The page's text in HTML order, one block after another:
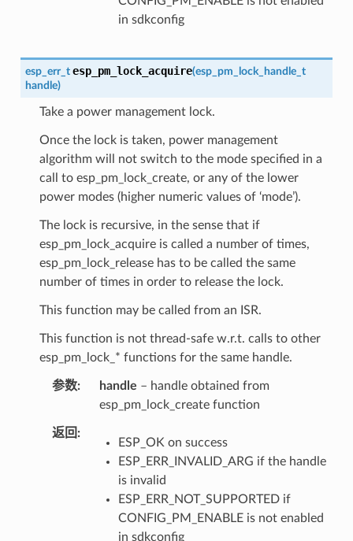
in sdkconfig
esp_err_t esp_pm_lock_acquire(esp_pm_lock_handle_t
handle)
Take a power management lock.
Once the lock is taken, power management
algorithm will not switch to the mode specified in a
call to esp_pm_lock_create, or any of the lower
power modes (higher numeric values of ‘mode’).
The lock is recursive, in the sense that if
esp_pm_lock_acquire is called a number of times,
esp_pm_lock_release has to be called the same
number of times in order to release the lock.
This function may be called from an ISR.
This function is not thread-safe w.r.t. calls to other
esp_pm_lock_* functions for the same handle.
参数 handle – handle obtained from
esp_pm_lock_create function
返回
ESP_OK on success
ESP_ERR_INVALID_ARG if the handle
is invalid
ESP_ERR_NOT_SUPPORTED if
CONFIG_PM_ENABLE is not enabled
in sdkconfig